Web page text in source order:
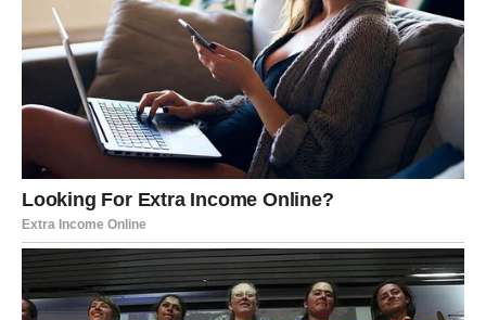
proizvod se ne preporučuje djeci i trudnicama. Kadulja i
cimet za bronhitis: Otopite dvije žlice šećera i na vrh
dodajte pola litre mlijeka. Kad prokuha maknite s vatre i
pomiješajte žličicu sitno nasjeckane kadulje s pola žličice
cimeta u prahu. Ostavite deset minuta, zatim procijedite i
konzumirajte tri puta dnevno.